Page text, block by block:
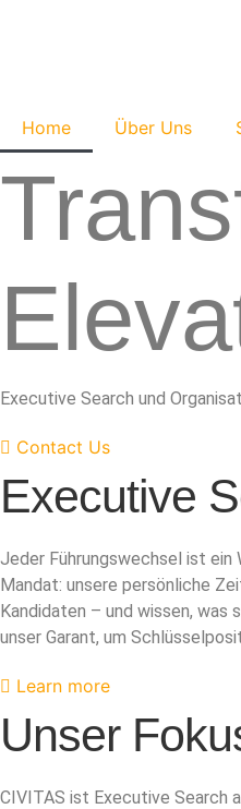
Home Über Uns
Executive Search und
Contact Us
Executive
Jeder Führungswechsel ist ein
Mandat: unsere persönliche
Kandidaten – und wissen, was
unser Garant, um
Learn more
Unser
CIVITAS ist Executive Search